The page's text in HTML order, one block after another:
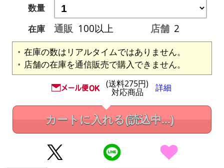
数量
在庫
通販 100以上 店舗 2
在庫の数はリアルタイムではありません。
店舗の在庫を通信販売で購入できません。
(送料275円)
対応商品 詳細
カートに入れる(読込中...)